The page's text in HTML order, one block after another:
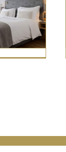
IMLAUER
Notizie principali